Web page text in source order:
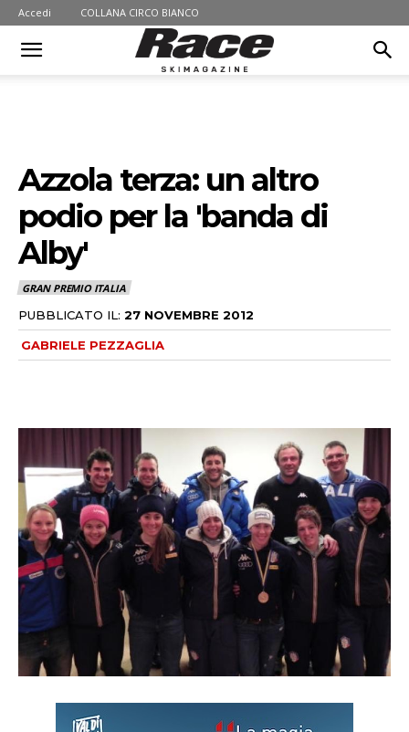
Accedi COLLANA CIRCO BIANCO
Azzola terza: un altro
podio per la 'banda di
Alby'
GRAN PREMIO ITALIA
PUBBLICATO IL: 27 NOVEMBRE 2012
GABRIELE PEZZAGLIA